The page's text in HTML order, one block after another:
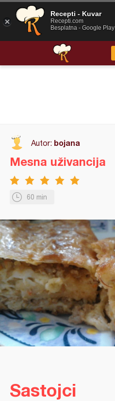
Autor: bojana
60 min
Mesna uživancija
Sastojci
Recepti - Kuvar
Recepti.com
Besplatna - Google Play